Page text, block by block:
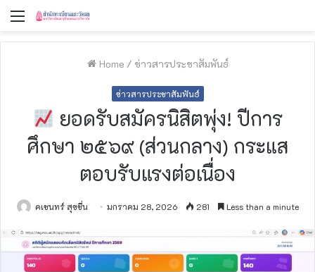
Menu
Home / ข่าวสารประชาสัมพันธ์
ข่าวสารประชาสัมพันธ์
ยอดรับสมัครนิสิตพุ่ง! ปีการ
ศึกษา ๒๕๖๙ (ส่วนกลาง) กระแส
ตอบรับแรงต่อเนื่อง
คเชนทร์ สุขชื่น มกราคม 28, 2026 281 Less than a minute